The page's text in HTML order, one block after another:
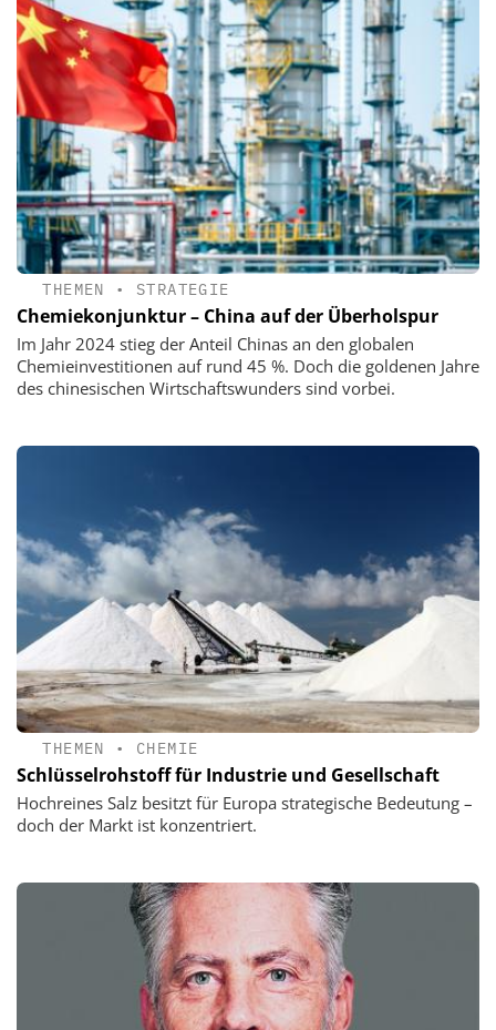
THEMEN • STRATEGIE
Chemiekonjunktur – China auf der Überholspur
Im Jahr 2024 stieg der Anteil Chinas an den globalen
Chemieinvestitionen auf rund 45 %. Doch die goldenen Jahre
des chinesischen Wirtschaftswunders sind vorbei.
THEMEN • CHEMIE
Schlüsselrohstoff für Industrie und Gesellschaft
Hochreines Salz besitzt für Europa strategische Bedeutung –
doch der Markt ist konzentriert.